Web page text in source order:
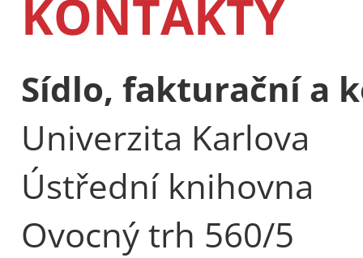
KONTAKTY
Sídlo, fakturační a
Univerzita Karlova
Ústřední knihovna
Ovocný trh 560/5